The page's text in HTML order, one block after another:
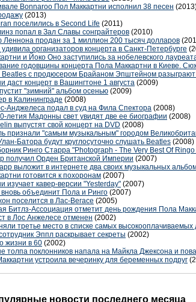
Bonnaroo Пол Маккартни исполнил 38 песен
(2013)
поселились в Second Life (2011)
попал в Зал Славы сонграйтеров (2010)
Леннона продан за 1 миллион 200 тысяч долларов
организаторов концерта в Санкт-Петербурге
и Йоко Оно заступились за нобелевского
годовщины концерта Пола Маккартни в Киеве.
Beatles с продюсером Брайаном Эпштейном разыграют
даст концерт в Вашингтоне 1 августа (2009)
"зимний" альбом осенью (2009)
в Калининграде (2008)
Анджелеса подал в суд на Фила Спектора (2008)
летия Мадонны свет увидят две ее биографии (2008)
выпустят свой концерт на DVD (2008)
признали "самым музыкальным" городом
Батора будут круглосуточно слушать Beatles (2008)
Ринго Старра "Photograph - The Very Best Of
получил Орден Британской Империи (2007)
выложит в интернете два своих музыкальных
готовится к похоронам (2007)
изучает кавер-версии "Yesterday" (2007)
объединит Пола и Ринго (2007)
поселится в Лас-Вегасе (2005)
Битлз-Ассоциация отметит день рождения Пола
в Лос Анжелесе отменен (2002)
третье место в списке самых
Эппл раскрывает секреты (2002)
жизни в 60 (2002)
толпа поклонников напала на Майкла Джексона и
устроила вечеринку для беременных подруг
новости последнего месяца